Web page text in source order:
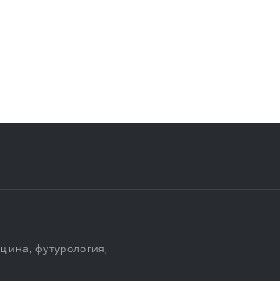
футурология,